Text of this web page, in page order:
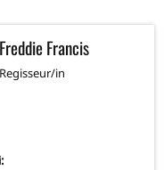
Freddie Francis
Regisseur/in